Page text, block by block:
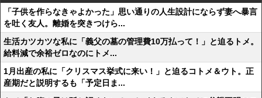
「子供を作らなきゃよかった」思い通りの人生設計にならず妻へ暴言
を吐く友人。離婚を突きつけら...
生活カツカツな私に「義父の墓の管理費10万払って！」と迫るトメ。
給料減で余裕ゼロなのにトメ...
1月出産の私に「クリスマス挙式に来い！」と迫るコトメ＆ウト。正
産期だと説明するも「予定日ま...